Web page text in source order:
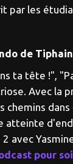
par les
de
ta tête !",
Avec la
chemins
atteinte
2 avec
pour